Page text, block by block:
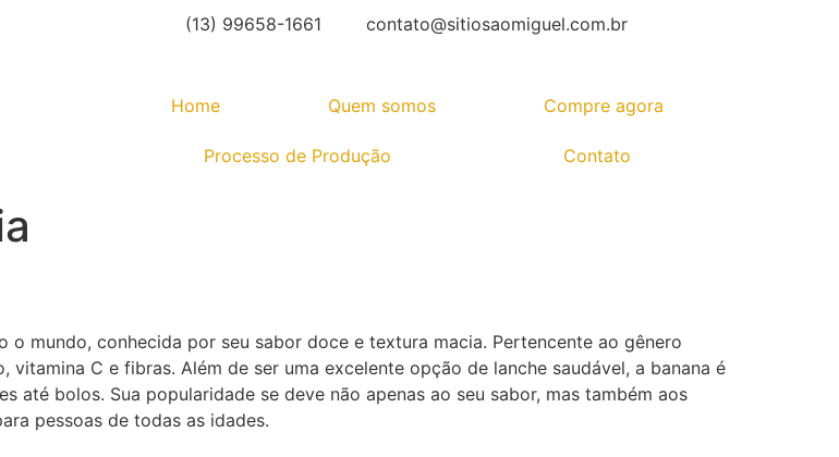
(13) 99658-1661 contato@sitiosaomiguel.com.br
Home Quem somos Compre agora
Processo de Produção Contato
mundo, conhecida por seu sabor doce e textura macia. Pertencente ao gênero
vitamina C e fibras. Além de ser uma excelente opção de lanche saudável, a banana é
até bolos. Sua popularidade se deve não apenas ao seu sabor, mas também aos
pessoas de todas as idades.